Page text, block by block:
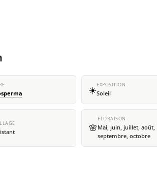
☀️EXPOSITION
Soleil
🌸
FLORAISON
Mai, juin, juillet, août,
septembre, octobre